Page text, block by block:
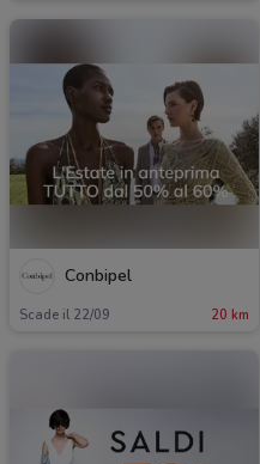
Conbipel
Scade il 22/09 20 km